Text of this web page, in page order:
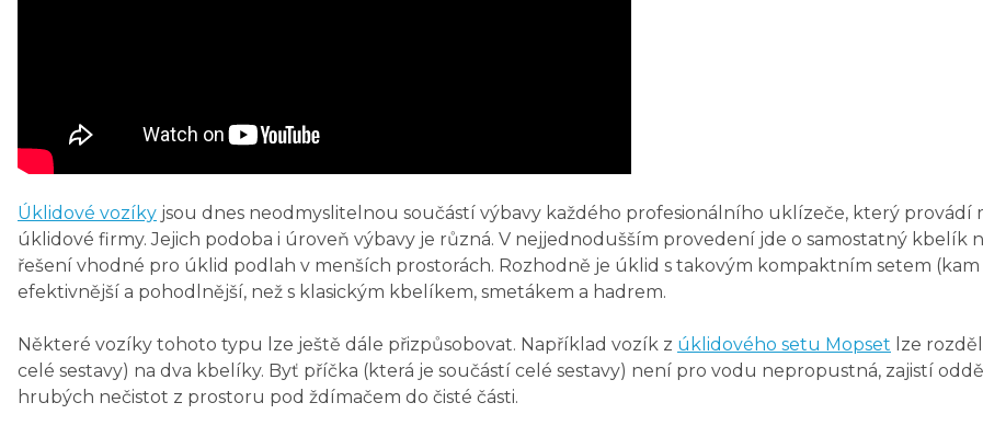
Úklidové vozíky jsou dnes neodmyslitelnou součástí výbavy každého profesionálního uklízeče, který
úklidové firmy. Jejich podoba i úroveň výbavy je různá. V nejjednodušším provedení jde o samostatný kbelík
řešení vhodné pro úklid podlah v menších prostorách. Rozhodně je úklid s takovým kompaktním setem
efektivnější a pohodlnější, než s klasickým kbelíkem, smetákem a hadrem.
Některé vozíky tohoto typu lze ještě dále přizpůsobovat. Například vozík z úklidového setu Mopset lze
celé sestavy) na dva kbelíky. Byť příčka (která je součástí celé sestavy) není pro vodu nepropustná, zajistí
hrubých nečistot z prostoru pod ždímačem do čisté části.